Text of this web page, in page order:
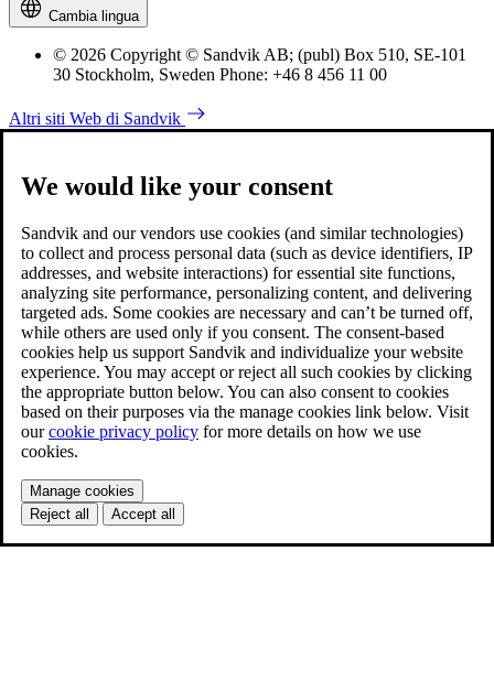
Cambia lingua
© 2026 Copyright © Sandvik AB; (publ) Box 510, SE-101
30 Stockholm, Sweden Phone: +46 8 456 11 00
Altri siti Web di Sandvik
We would like your consent
Sandvik and our vendors use cookies (and similar technologies)
to collect and process personal data (such as device identifiers, IP
addresses, and website interactions) for essential site functions,
analyzing site performance, personalizing content, and delivering
targeted ads. Some cookies are necessary and can’t be turned off,
while others are used only if you consent. The consent-based
cookies help us support Sandvik and individualize your website
experience. You may accept or reject all such cookies by clicking
the appropriate button below. You can also consent to cookies
based on their purposes via the manage cookies link below. Visit
ourcookie privacy policy for more details on how we use
cookies.
Manage cookies
Reject all
Accept all